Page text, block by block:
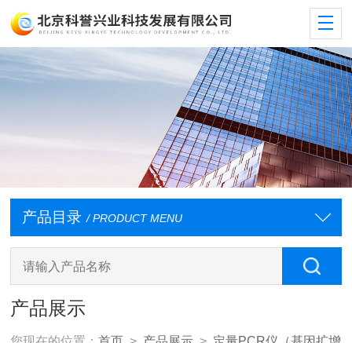
产品目录 / PRODUCT MENU
产品展示